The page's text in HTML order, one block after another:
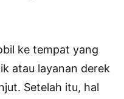
ke tempat yang
atau layanan derek
Setelah itu, hal